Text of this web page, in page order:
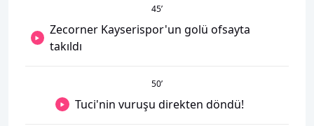
45’
Zecorner Kayserispor'un golü ofsayta
takıldı
50’
Tuci'nin vuruşu direkten döndü!